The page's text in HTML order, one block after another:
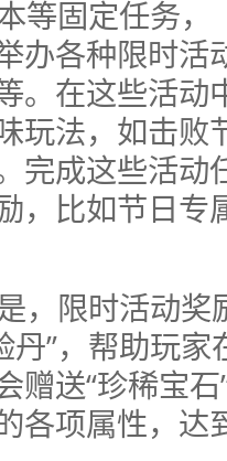
等固定任务
办各种限时活
。在这些活动
玩法，如击败
完成这些活动
，比如节日专
，限时活动奖
丹”，帮助玩
赠送“珍稀宝
各项属性，达